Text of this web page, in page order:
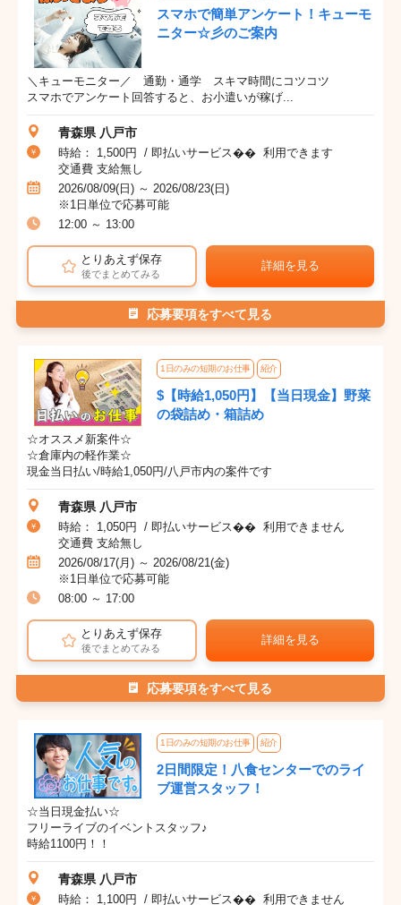
スマホで簡単アンケート！キューモ
ニター☆彡のご案内
＼キューモニター／ 通勤・通学 スキマ時間にコツコツ
スマホでアンケート回答すると、お小遣いが稼げ...
青森県 八戸市
時給： 1,500円 / 即払いサービス�� 利用できます
交通費 支給無し
2026/08/09(日) ～ 2026/08/23(日)
※1日単位で応募可能
12:00 ～ 13:00
とりあえず保存
後でまとめてみる
詳細を見る
応募要項をすべて見る
1日のみの短期のお仕事 紹介
$【時給1,050円】【当日現金】野菜
の袋詰め・箱詰め
☆オススメ新案件☆
☆倉庫内の軽作業☆
現金当日払い/時給1,050円/八戸市内の案件です
青森県 八戸市
時給： 1,050円 / 即払いサービス�� 利用できません
交通費 支給無し
2026/08/17(月) ～ 2026/08/21(金)
※1日単位で応募可能
08:00 ～ 17:00
とりあえず保存
後でまとめてみる
詳細を見る
応募要項をすべて見る
1日のみの短期のお仕事 紹介
2日間限定！八食センターでのライ
ブ運営スタッフ！
☆当日現金払い☆
フリーライブのイベントスタッフ♪
時給1100円！！
青森県 八戸市
時給： 1,100円 / 即払いサービス�� 利用できません